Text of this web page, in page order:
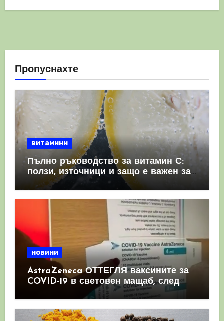
Пропуснахте
витамини
Пълно ръководство за витамин С:
ползи, източници и защо е важен за
имунната система
новини
AstraZeneca ОТТЕГЛЯ ваксините за
COVID-19 в световен мащаб, след
като призна, че те причиняват
КРЪВНИ съсиреци